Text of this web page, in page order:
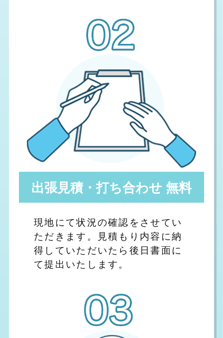
出張見積・打ち合わせ 無料
現地にて状況の確認をさせてい
ただきます。見積もり内容に納
得していただいたら後日書面に
て提出いたします。